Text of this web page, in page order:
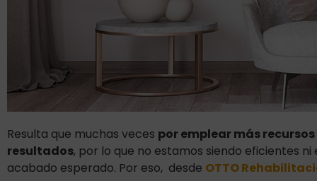
Resulta que muchas veces por emplear más
resultados, por lo que no estamos siendo eficientes
acabado esperado. Por eso, desde OTTO